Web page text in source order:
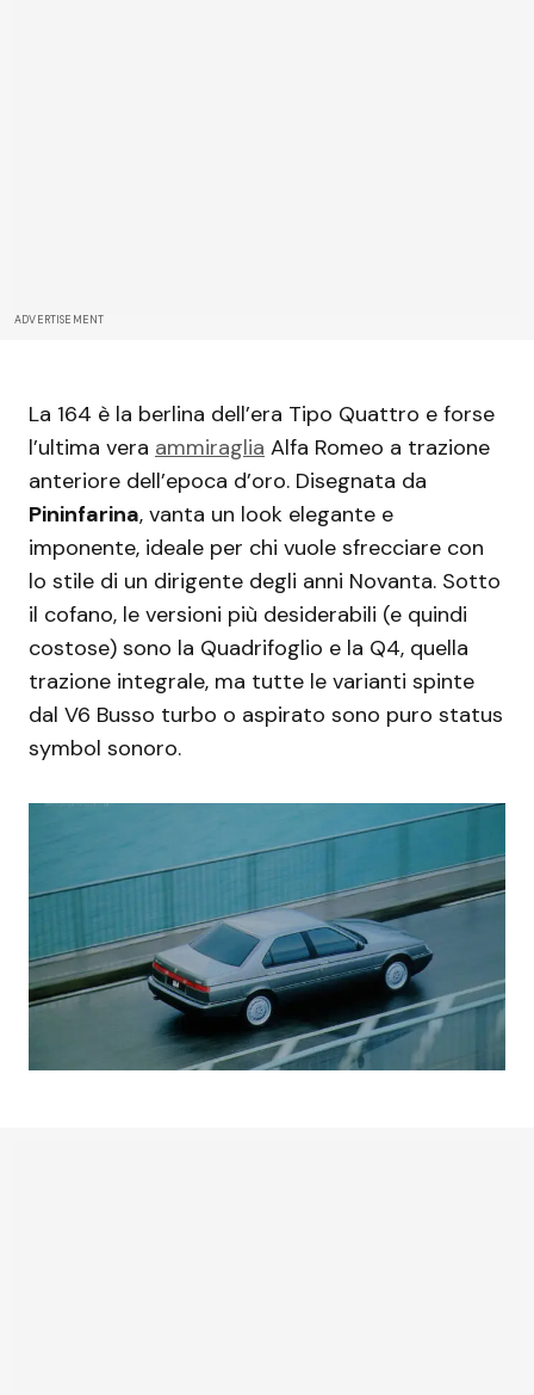
ADVERTISEMENT
La 164 è la berlina dell’era Tipo Quattro e forse
l’ultima vera ammiraglia Alfa Romeo a trazione
anteriore dell’epoca d’oro. Disegnata da
Pininfarina, vanta un look elegante e
imponente, ideale per chi vuole sfrecciare con
lo stile di un dirigente degli anni Novanta. Sotto
il cofano, le versioni più desiderabili (e quindi
costose) sono la Quadrifoglio e la Q4, quella
trazione integrale, ma tutte le varianti spinte
dal V6 Busso turbo o aspirato sono puro status
symbol sonoro.